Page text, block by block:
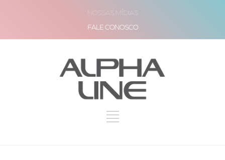
NOSSAS MÍDIAS
FALE CONOSCO